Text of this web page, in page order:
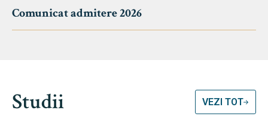
Comunicat admitere 2026
Studii VEZI TOT